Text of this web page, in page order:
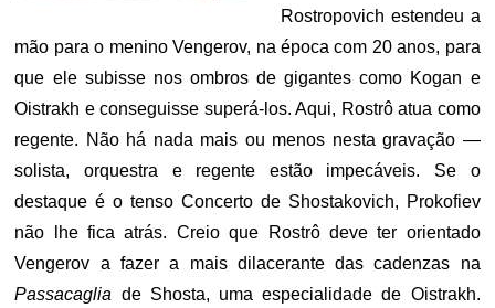
Rostropovich estendeu a
mão para o menino Vengerov, na época com 20 anos, para
que ele subisse nos ombros de gigantes como Kogan e
Oistrakh e conseguisse superá-los. Aqui, Rostrô atua como
regente. Não há nada mais ou menos nesta gravação —
solista, orquestra e regente estão impecáveis. Se o
destaque é o tenso Concerto de Shostakovich, Prokofiev
não lhe fica atrás. Creio que Rostrô deve ter orientado
Vengerov a fazer a mais dilacerante das cadenzas na
Passacaglia de Shosta, uma especialidade de Oistrakh.